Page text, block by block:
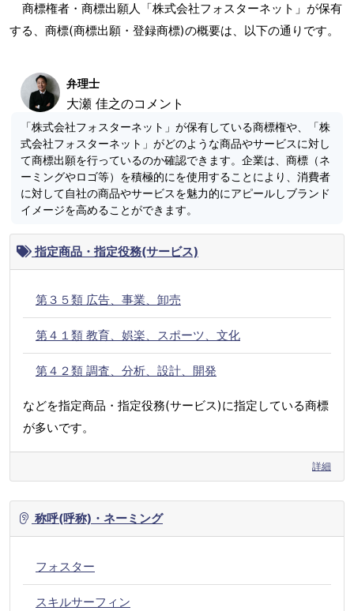
商標権者・商標出願人「株式会社フォスターネット」が保有
する、商標(商標出願・登録商標)の概要は、以下の通りです。
弁理士
大瀬 佳之のコメント
「株式会社フォスターネット」が保有している商標権や、「株
式会社フォスターネット」がどのような商品やサービスに対し
て商標出願を行っているのか確認できます。企業は、商標（ネ
ーミングやロゴ等）を積極的にを使用することにより、消費者
に対して自社の商品やサービスを魅力的にアピールしブランド
イメージを高めることができます。
指定商品・指定役務(サービス)
第３５類 広告、事業、卸売
第４１類 教育、娯楽、スポーツ、文化
第４２類 調査、分析、設計、開発
などを指定商品・指定役務(サービス)に指定している商標
が多いです。
詳細
称呼(呼称)・ネーミング
フォスター
スキルサーフィン